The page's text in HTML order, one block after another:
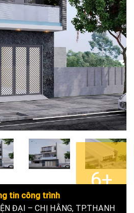
6+
tin công trình
ĐẠI – CHỊ HẰNG, TP.THANH